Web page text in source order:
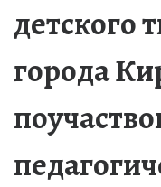
детского
города